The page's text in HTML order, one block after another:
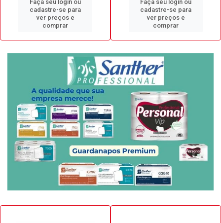
Faça seu login ou
cadastre-se para
ver preços e
comprar
Faça seu login ou
cadastre-se para
ver preços e
comprar